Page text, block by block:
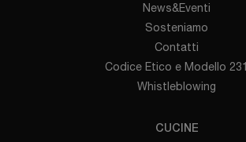
News&Eventi
Sosteniamo
Contatti
Codice Etico e Modello 231
Whistleblowing
CUCINE